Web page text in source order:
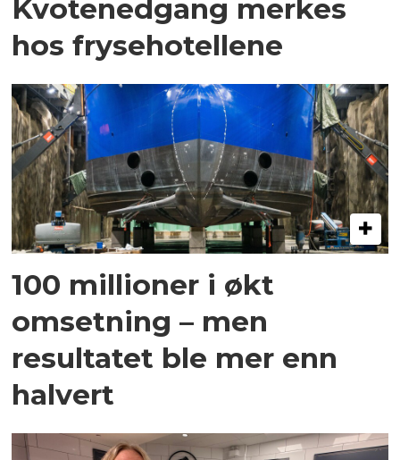
Kvotenedgang merkes
hos frysehotellene
100 millioner i økt
omsetning – men
resultatet ble mer enn
halvert